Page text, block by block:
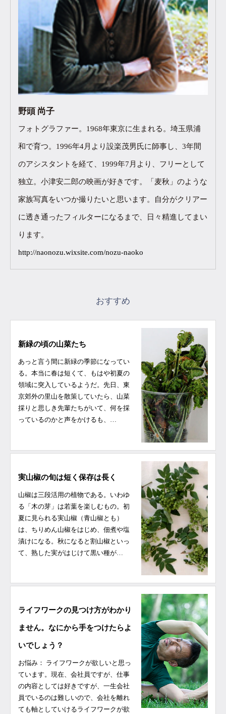
野頭 尚子
フォトグラファー。1968年東京に生まれる。埼玉県浦
和で育つ。1996年4月より設楽茂男氏に師事し、3年間
のアシスタントを経て、1999年7月より、フリーとして
独立。小津安二郎の映画が好きです。「麦秋」のような
家族写真をいつか撮りたいと思います。自分がクリアー
に透き通ったフィルターになるまで、日々精進してまい
ります。
http://naonozu.wixsite.com/nozu-naoko
おすすめ
新緑の頃の山菜たち
あっと言う間に新緑の季節になってい
る。本当に春は短くて、もはや初夏の
領域に突入しているようだ。先日、東
京郊外の里山を散策していたら、山菜
採りと思しき先輩たちがいて、何を採
っているのかと声をかけるも、…
実山椒の旬は短く保存は長く
山椒は三段活用の植物である。いわゆ
る「木の芽」は若葉を楽しむもの。初
夏に見られる実山椒（青山椒とも）
は、ちりめん山椒をはじめ、佃煮や塩
漬けになる。秋になると割山椒といっ
て、熟した実がはじけて黒い種が…
ライフワークの見つけ方がわかり
ません。なにから手をつけたらよ
いでしょう？
お悩み： ライフワークが欲しいと思っ
ています。現在、会社員ですが、仕事
の内容としては好きですが、一生会社
員でいるのは難しいので、会社を離れ
ても軸としていけるライフワークが欲